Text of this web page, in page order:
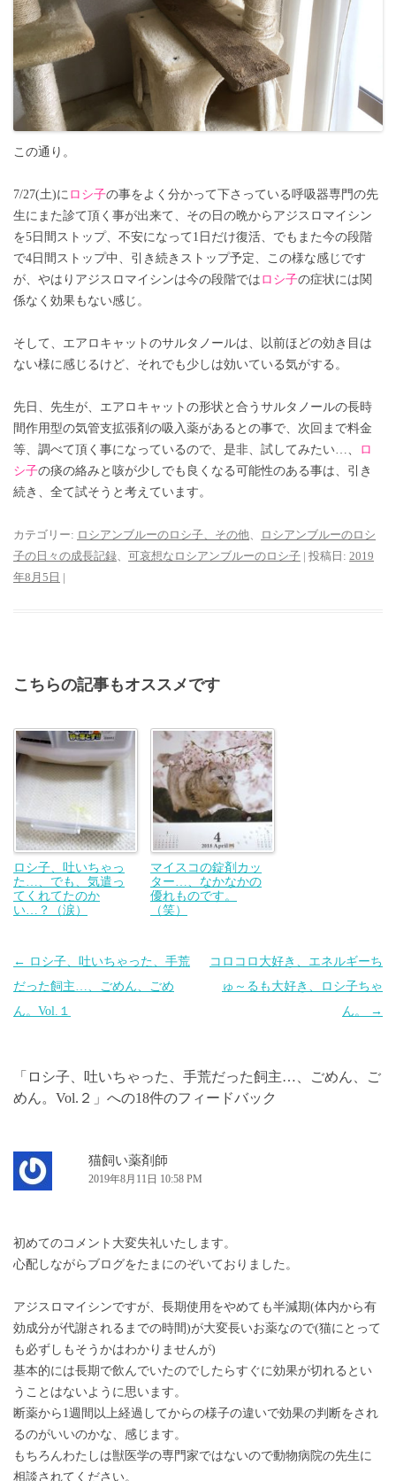
この通り。
7/27(土)に ロシ子の事をよく分かって下さっている呼吸器専門の先
生にまた診て頂く事が出来て、その日の晩からアジスロマイシン
を5日間ストップ、不安になって1日だけ復活、でもまた今の段階
で4日間ストップ中、引き続きストップ予定、この様な感じです
が、やはりアジスロマイシンは今の段階では ロシ子の症状には関
係なく効果もない感じ。
そして、エアロキャットのサルタノールは、以前ほどの効き目は
ない様に感じるけど、それでも少しは効いている気がする。
先日、先生が、エアロキャットの形状と合うサルタノールの長時
間作用型の気管支拡張剤の吸入薬があるとの事で、次回まで料金
等、調べて頂く事になっているので、是非、試してみたい…、
ロ
シ子の痰の絡みと咳が少しでも良くなる可能性のある事は、引き
続き、全て試そうと考えています。
カテゴリー: ロシアンブルーのロシ子、その他
ロシアンブルーのロシ
子の日々の成長記録
可哀想なロシアンブルーのロシ子 | 投稿日: 2019
年8月5日 |
こちらの記事もオススメです
ロシ子、吐いちゃっ
た…、でも、気遣っ
てくれてたのか
い…？（涙）
マイスコの錠剤カッ
ター…、なかなかの
優れものです。
（笑）
投
稿
ナ
ン
← ロシ子、吐いちゃった、手荒
だった飼主…、ごめん、ごめ
ん。Vol.１
コロコロ大好き、エネルギーち
ゅ～るも大好き、ロシ子ちゃ
ん。
→
「 ロシ子、吐いちゃった、手荒だった飼主…、ごめん、ご
めん。Vol.２ 」への18件のフィードバック
猫飼い薬剤師
2019年8月11日 10:58 PM
初めてのコメント大変失礼いたします。
心配しながらブログをたまにのぞいておりました。
アジスロマイシンですが、長期使用をやめても半減期(体内から有
効成分が代謝されるまでの時間)が大変長いお薬なので(猫にとって
も必ずしもそうかはわかりませんが)
基本的には長期で飲んでいたのでしたらすぐに効果が切れるとい
うことはないように思います。
断薬から1週間以上経過してからの様子の違いで効果の判断をされ
るのがいいのかな、感じます。
もちろんわたしは獣医学の専門家ではないので動物病院の先生に
相談されてください。